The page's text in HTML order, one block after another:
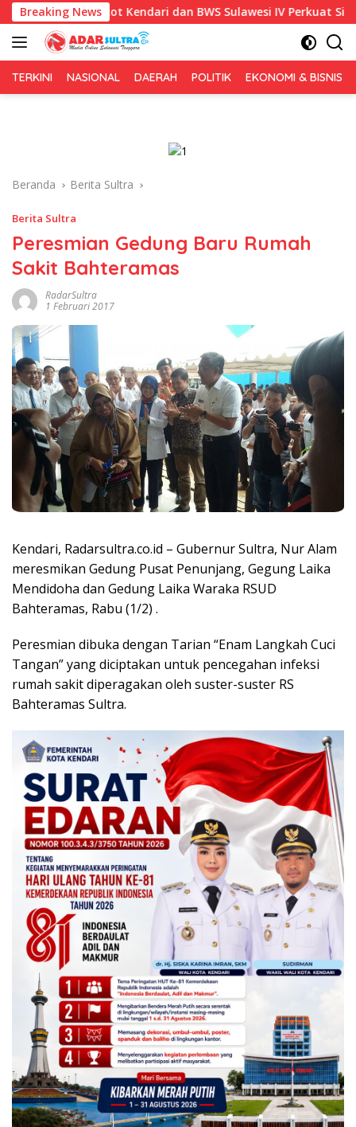
Langsung
ke
konten
Breaking News
Pemkot Kendari dan BWS Sulawesi IV Perkuat Sinergi Jaga
TERKINI NASIONAL DAERAH POLITIK EKONOMI & BISNIS
Beranda Berita Sultra
Berita Sultra
Peresmian Gedung Baru Rumah
Sakit Bahteramas
RadarSultra
1 Februari 2017
Kendari, Radarsultra.co.id – Gubernur Sultra, Nur Alam
meresmikan Gedung Pusat Penunjang, Gegung Laika
Mendidoha dan Gedung Laika Waraka RSUD
Bahteramas, Rabu (1/2) .
Peresmian dibuka dengan Tarian “Enam Langkah Cuci
Tangan” yang diciptakan untuk pencegahan infeksi
rumah sakit diperagakan oleh suster-suster RS
Bahteramas Sultra.